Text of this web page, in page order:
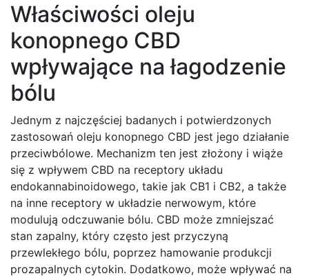
Właściwości oleju
konopnego CBD
wpływające na łagodzenie
bólu
Jednym z najczęściej badanych i potwierdzonych
zastosowań oleju konopnego CBD jest jego działanie
przeciwbólowe. Mechanizm ten jest złożony i wiąże
się z wpływem CBD na receptory układu
endokannabinoidowego, takie jak CB1 i CB2, a także
na inne receptory w układzie nerwowym, które
modulują odczuwanie bólu. CBD może zmniejszać
stan zapalny, który często jest przyczyną
przewlekłego bólu, poprzez hamowanie produkcji
prozapalnych cytokin. Dodatkowo, może wpływać na